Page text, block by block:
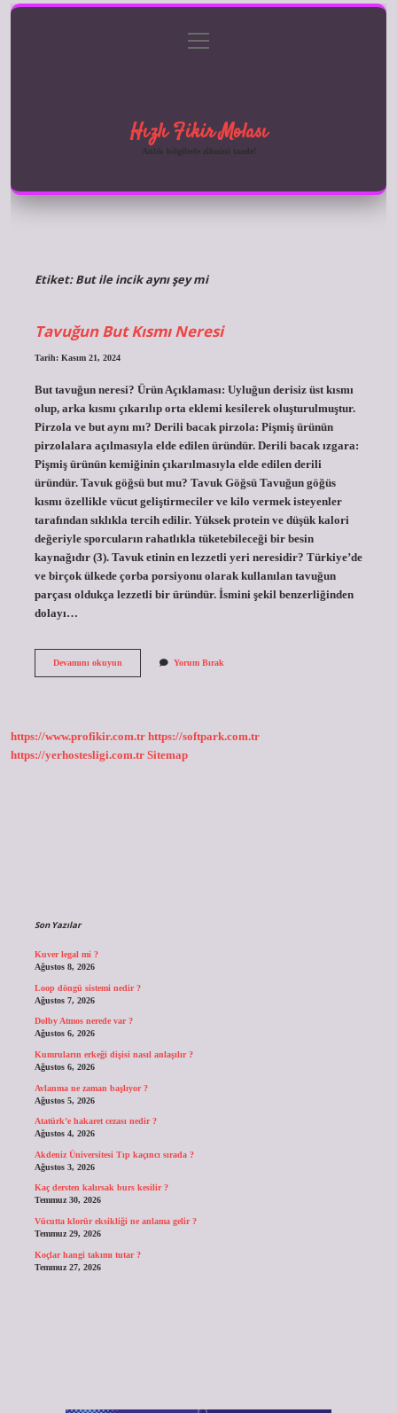
Gizlilik Politikası
menüyü
aç
Hızlı Fikir Molası
Anlık bilgilerle zihnini tazele!
Etiket:But ile incik aynı şey mi
Tavuğun But Kısmı Neresi
Tarih: Kasım 21, 2024
But tavuğun neresi? Ürün Açıklaması: Uyluğun derisiz üst kısmı
olup, arka kısmı çıkarılıp orta eklemi kesilerek oluşturulmuştur.
Pirzola ve but aynı mı? Derili bacak pirzola: Pişmiş ürünün
pirzolalara açılmasıyla elde edilen üründür. Derili bacak ızgara:
Pişmiş ürünün kemiğinin çıkarılmasıyla elde edilen derili
üründür. Tavuk göğsü but mu? Tavuk Göğsü Tavuğun göğüs
kısmı özellikle vücut geliştirmeciler ve kilo vermek isteyenler
tarafından sıklıkla tercih edilir. Yüksek protein ve düşük kalori
değeriyle sporcuların rahatlıkla tüketebileceği bir besin
kaynağıdır (3). Tavuk etinin en lezzetli yeri neresidir? Türkiye’de
ve birçok ülkede çorba porsiyonu olarak kullanılan tavuğun
parçası oldukça lezzetli bir üründür. İsmini şekil benzerliğinden
dolayı…
Devamını okuyunTavuğun
Yorum Bırak
https://www.profikir.com.tr https://softpark.com.tr
https://yerhostesligi.com.tr Sitemap
Son Yazılar
Kuver legal mi ?
Ağustos 8, 2026
Loop döngü sistemi nedir ?
Ağustos 7, 2026
Dolby Atmos nerede var ?
Ağustos 6, 2026
Kumruların erkeği dişisi nasıl anlaşılır ?
Ağustos 6, 2026
Avlanma ne zaman başlıyor ?
Ağustos 5, 2026
Atatürk’e hakaret cezası nedir ?
Ağustos 4, 2026
Akdeniz Üniversitesi Tıp kaçıncı sırada ?
Ağustos 3, 2026
Kaç dersten kalırsak burs kesilir ?
Temmuz 30, 2026
Vücutta klorür eksikliği ne anlama gelir ?
Temmuz 29, 2026
Koçlar hangi takımı tutar ?
Temmuz 27, 2026